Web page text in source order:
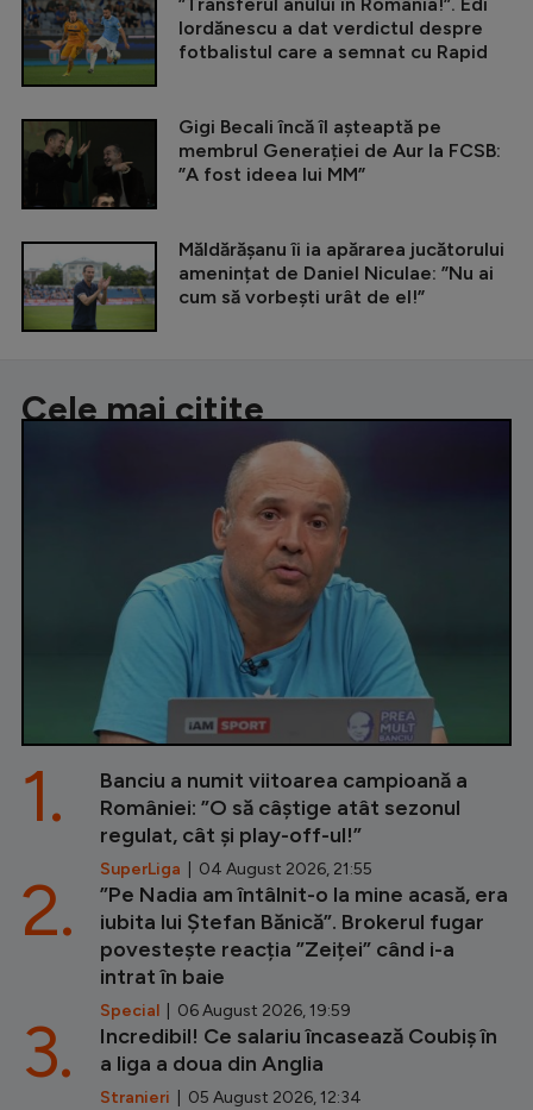
Iordănescu a dat verdictul despre
fotbalistul care a semnat cu Rapid
Gigi Becali încă îl așteaptă pe
membrul Generației de Aur la FCSB:
”A fost ideea lui MM”
Măldărășanu îi ia apărarea jucătorului
amenințat de Daniel Niculae: ”Nu ai
cum să vorbești urât de el!”
Cele mai citite
Banciu a numit viitoarea campioană a
României: ”O să câștige atât sezonul
regulat, cât și play-off-ul!”
SuperLiga | 04 August 2026, 21:55
1.
”Pe Nadia am întâlnit-o la mine acasă, era
iubita lui Ștefan Bănică”. Brokerul fugar
povestește reacția ”Zeiței” când i-a
intrat în baie
Special | 06 August 2026, 19:59
2.
Incredibil! Ce salariu încasează Coubiș în
a liga a doua din Anglia
Stranieri | 05 August 2026, 12:34
3.